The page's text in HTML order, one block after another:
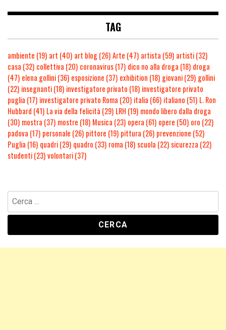
TAG
ambiente (19) art (40) art blog(26)Arte (47) artista (59) artisti(32)
casa (32) collettiva (20) coronavirus(17) dico no alla droga (18) droga
(47) elena gollini(36) esposizione (37) exhibition (18) giovani(29) gollini
(22) insegnanti(18) investigatore privato (18) investigatore privato
puglia (17) investigatore privato Roma (20) italia (66) italiano (51) L. Ron
Hubbard (41) La via della felicità (29) LRH (19) mondo libero dalla droga
(30) mostra (37) mostre (18) Musica (23) opera (61) opere (50) oro (22)
padova (17) personale (26) pittore (19) pittura (26) prevenzione (52)
Puglia (16) quadri(29) quadro (33) roma (18) scuola (22) sicurezza (22)
studenti(23)volontari(37)